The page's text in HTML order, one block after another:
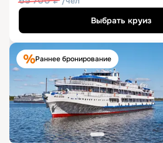
Выбрать круиз
Раннее бронирование